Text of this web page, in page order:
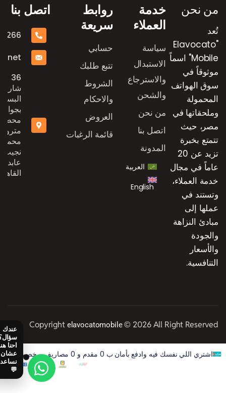
من نحن
تُعد
"Elavocato
Mobile" اسماً
موثوقاً في
سوق الهواتف
المحمولة
وملحقاتها في
مصر، حيث
تتمتع بخبرة
تزيد عن 20
عاماً في مجال
خدمة العملاء،
وتستند في
عملها إلى
مبادئ النزاهة
والجودة
والأسعار
التنافسية.
خدمة
العملاء
سياسة
الاستبدال
والاسترجاع
والشحن
من نحن
اتصل بنا
المدونة
العربية
English
روابط
سريعة
حسابي
تتبع طلبك
الشروط
والاحكام
العروض
قائمة الرغبات
اتصل بنا
36
شارع
بجوار
محطة
مترو
محمد
نجيب،
Copyright elavocatomobile© 2026 All Right Reserved
اشتري اللي نفسك فيه وادفع بأمان ب 0 مقدم و 0 مصاريف و خصم 50% على الفوايد